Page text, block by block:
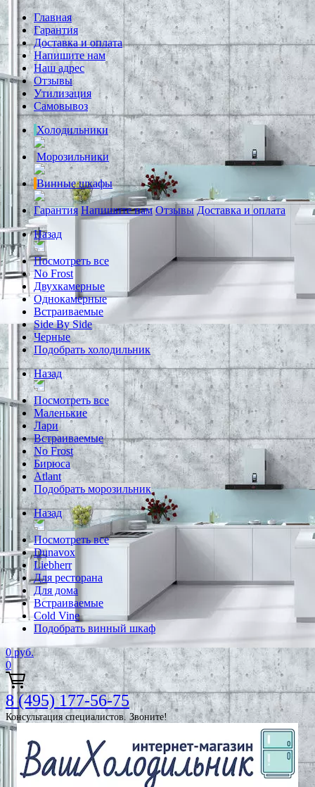
Главная
Гарантия
Доставка и оплата
Напишите нам
Наш адрес
Отзывы
Утилизация
Самовывоз
Холодильники
Морозильники
Винные шкафы
Гарантия Напишите нам Отзывы Доставка и оплата
Назад
Посмотреть все
No Frost
Двухкамерные
Однокамерные
Встраиваемые
Side By Side
Черные
Подобрать холодильник
Назад
Посмотреть все
Маленькие
Лари
Встраиваемые
No Frost
Бирюса
Atlant
Подобрать морозильник
Назад
Посмотреть все
Dunavox
Liebherr
Для ресторана
Для дома
Встраиваемые
Cold Vine
Подобрать винный шкаф
0 руб.
0
8 (495) 177-56-75
Консультация специалистов. Звоните!